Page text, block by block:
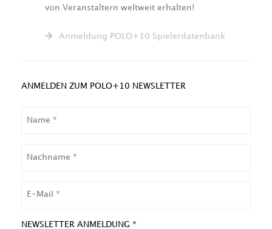
von Veranstaltern weltweit erhalten!
Anmeldung POLO+10 Spielerdatenbank
ANMELDEN ZUM POLO+10 NEWSLETTER
NEWSLETTER ANMELDUNG *